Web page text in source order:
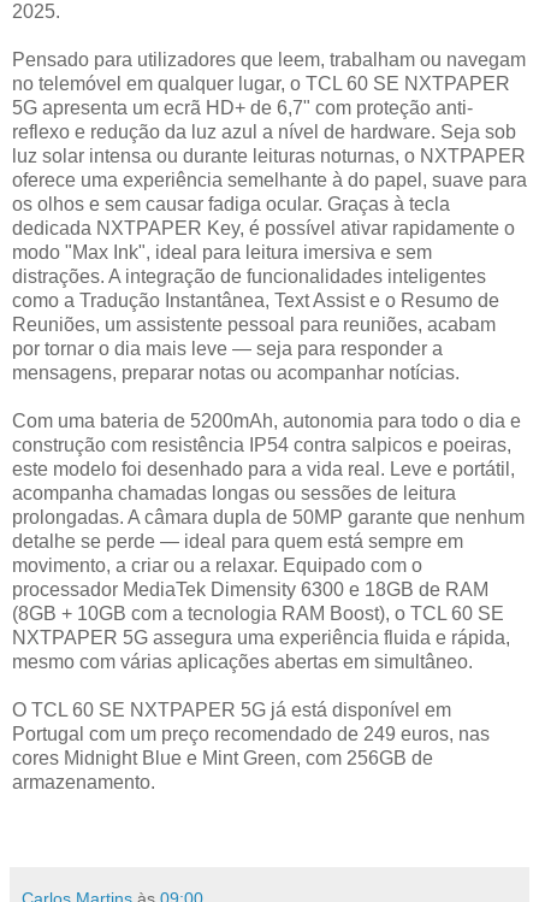
2025.
Pensado para utilizadores que leem, trabalham ou navegam
no telemóvel em qualquer lugar, o TCL 60 SE NXTPAPER
5G apresenta um ecrã HD+ de 6,7" com proteção anti-
reflexo e redução da luz azul a nível de hardware. Seja sob
luz solar intensa ou durante leituras noturnas, o NXTPAPER
oferece uma experiência semelhante à do papel, suave para
os olhos e sem causar fadiga ocular. Graças à tecla
dedicada NXTPAPER Key, é possível ativar rapidamente o
modo "Max Ink", ideal para leitura imersiva e sem
distrações. A integração de funcionalidades inteligentes
como a Tradução Instantânea, Text Assist e o Resumo de
Reuniões, um assistente pessoal para reuniões, acabam
por tornar o dia mais leve — seja para responder a
mensagens, preparar notas ou acompanhar notícias.
Com uma bateria de 5200mAh, autonomia para todo o dia e
construção com resistência IP54 contra salpicos e poeiras,
este modelo foi desenhado para a vida real. Leve e portátil,
acompanha chamadas longas ou sessões de leitura
prolongadas. A câmara dupla de 50MP garante que nenhum
detalhe se perde — ideal para quem está sempre em
movimento, a criar ou a relaxar. Equipado com o
processador MediaTek Dimensity 6300 e 18GB de RAM
(8GB + 10GB com a tecnologia RAM Boost), o TCL 60 SE
NXTPAPER 5G assegura uma experiência fluida e rápida,
mesmo com várias aplicações abertas em simultâneo.
O TCL 60 SE NXTPAPER 5G já está disponível em
Portugal com um preço recomendado de 249 euros, nas
cores Midnight Blue e Mint Green, com 256GB de
armazenamento.